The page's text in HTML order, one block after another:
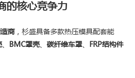
的核心竞争力
商，杉盛具备多款热压模具配套能
、 BMC罩壳、 碳纤维车罩、 FRP结构件